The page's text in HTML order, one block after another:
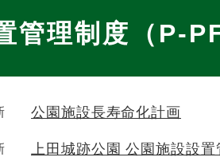
管理制度（P-
公園施設長寿命化計画
上田城跡公園 公園施設設